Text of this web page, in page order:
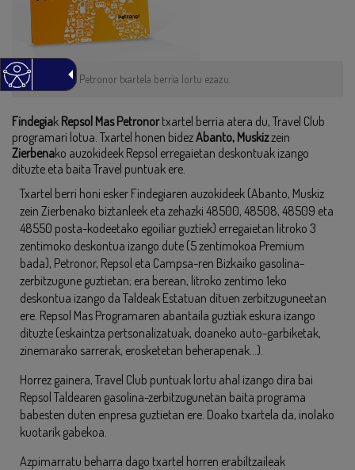
Repsol Mas Petronor txartela berria lortu ezazu.
Findegiak Repsol Mas Petronortxartel berria atera du, Travel Club
programari lotua. Txartel honen bidezAbanto, Muskizzein
Zierbenako auzokideek Repsol erregaietan deskontuak izango
dituzte eta baita Travel puntuak ere.
Txartel berri honi esker Findegiaren auzokideek (Abanto, Muskiz
zein Zierbenako biztanleek eta zehazki 48500, 48508, 48509 eta
48550 posta-kodeetako egoiliar guztiek) erregaietan litroko 3
zentimoko deskontua izango dute (5 zentimokoa Premium
bada), Petronor, Repsol eta Campsa-ren Bizkaiko gasolina-
zerbitzugune guztietan; era berean, litroko zentimo 1eko
deskontua izango da Taldeak Estatuan dituen zerbitzuguneetan
ere. Repsol Mas Programaren abantaila guztiak eskura izango
dituzte (eskaintza pertsonalizatuak, doaneko auto-garbiketak,
zinemarako sarrerak, erosketetan beherapenak…).
Horrez gainera, Travel Club puntuak lortu ahal izango dira bai
Repsol Taldearen gasolina-zerbitzugunetan baita programa
babesten duten enpresa guztietan ere. Doako txartela da, inolako
kuotarik gabekoa.
Azpimarratu beharra dago txartel horren erabiltzaileak